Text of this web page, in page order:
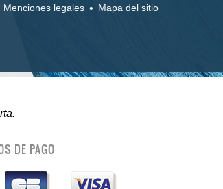
Menciones legales Mapa del sitio
DE PAGO